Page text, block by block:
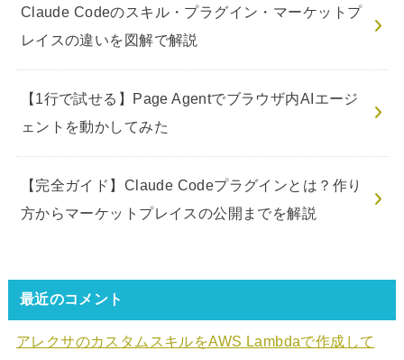
Claude Codeのスキル・プラグイン・マーケットプ
レイスの違いを図解で解説
【1行で試せる】Page Agentでブラウザ内AIエージ
ェントを動かしてみた
【完全ガイド】Claude Codeプラグインとは？作り
方からマーケットプレイスの公開までを解説
最近のコメント
アレクサのカスタムスキルをAWS Lambdaで作成して